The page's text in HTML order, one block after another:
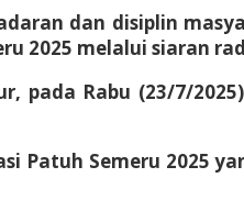
dan disiplin
2025 melalui siaran
pada Rabu (23/7/
Patuh Semeru 2025